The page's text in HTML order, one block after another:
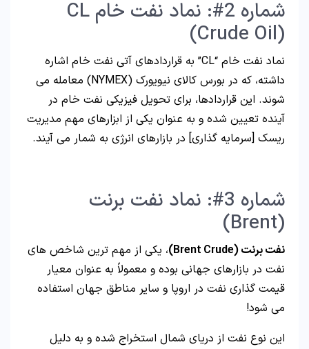
شماره 2#: نماد نفت خام CL
(Crude Oil)
نماد نفت خام “CL” به قراردادهای آتی نفت خام اشاره
داشته، که در بورس کالای نیویورک (NYMEX) معامله می
شوند. این قراردادها، برای تحویل فیزیکی نفت خام در
آینده تعیین شده و به عنوان یکی از ابزارهای مهم مدیریت
ریسک [سرمایه گذاری] در بازارهای انرژی به شمار می آیند.
شماره 3#: نماد نفت برنت
(Brent)
نفت برنت (Brent Crude)
، یکی از مهم ترین شاخص های
نفت در بازارهای جهانی بوده و معمولاً به عنوان معیار
قیمت گذاری نفت در اروپا و سایر مناطق جهان استفاده
می شود!
این نوع نفت از دریای شمال استخراج شده و به دلیل